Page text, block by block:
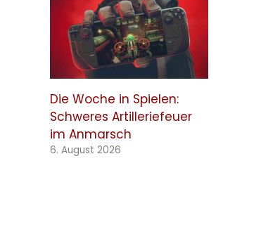
Die Woche in Spielen:
Schweres Artilleriefeuer
im Anmarsch
6. August 2026